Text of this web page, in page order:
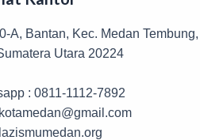
A, Bantan, Kec. Medan Tembung,
Utara 20224
: 0811-1112-7892